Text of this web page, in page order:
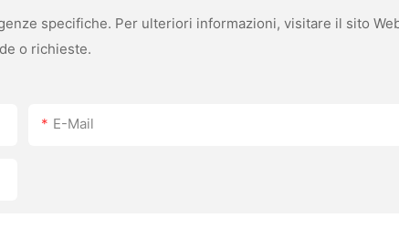
specifiche. Per ulteriori informazioni, visitare il sito
o richieste.
E-Mail